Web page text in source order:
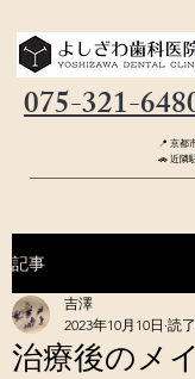
075-321-
📍 京都
🚗 近隣
記事
治療後のメ
吉澤
2023年10月10日 読